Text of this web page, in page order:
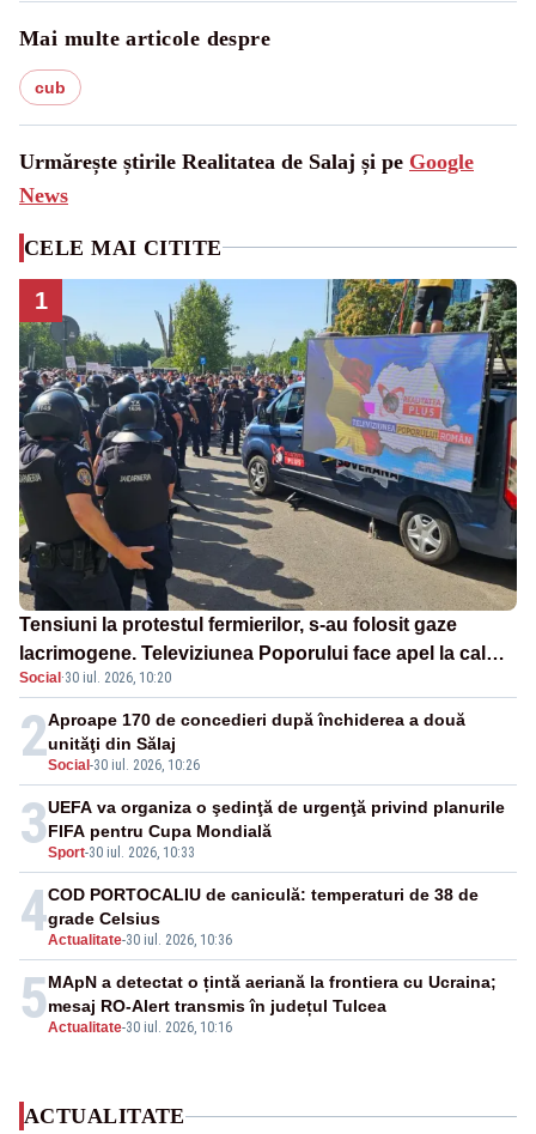
Mai multe articole despre
cub
Urmărește știrile Realitatea de Salaj și pe Google
News
CELE MAI CITITE
1
Tensiuni la protestul fermierilor, s-au folosit gaze
lacrimogene. Televiziunea Poporului face apel la calm
– LIVE TEXT
Social ·30 iul. 2026, 10:20
2Social -30 iul. 2026, 10:26
Aproape 170 de concedieri după închiderea a două
unităţi din Sălaj
3Sport-30 iul. 2026, 10:33
UEFA va organiza o şedinţă de urgenţă privind planurile
FIFA pentru Cupa Mondială
4Actualitate-30 iul. 2026, 10:36
COD PORTOCALIU de caniculă: temperaturi de 38 de
grade Celsius
5Actualitate-30 iul. 2026, 10:16
MApN a detectat o țintă aeriană la frontiera cu Ucraina;
mesaj RO-Alert transmis în județul Tulcea
ACTUALITATE